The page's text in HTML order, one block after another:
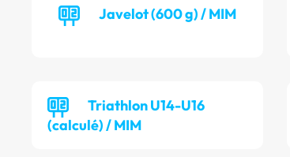
Javelot (600 g) / MIM
Triathlon U14-U16
(calculé) / MIM